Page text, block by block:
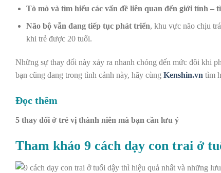
Tò mò và tìm hiểu các vấn đề liên quan đến giới tính –
Não bộ vẫn đang tiếp tục phát triển, khu vực não chịu
khi trẻ được 20 tuổi.
Những sự thay đổi này xảy ra nhanh chóng đến mức đôi khi
bạn cũng đang trong tình cảnh này, hãy cùng Kenshin.vn tìm
Đọc thêm
5 thay đổi ở trẻ vị thành niên mà bạn cần lưu ý
Tham khảo 9 cách dạy con trai ở